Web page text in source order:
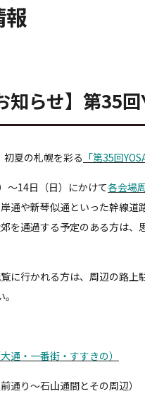
報
知らせ】第35
夏の札幌を彩る 「第35回
～14日（日）にかけて各会場
通や新琴似通といった幹線
を通過する予定のある方は
に行かれる方は、周辺の路上
通・一番街・すすきの）
通り～石山通間とその周辺）